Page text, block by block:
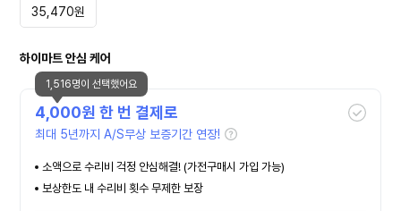
35,470원
하이마트 안심 케어
4,000원 한 번 결제로
최대 5년까지 A/S무상 보증기간 연장!
소액으로 수리비 걱정 안심해결! (가전구매시 가입 가능)
보상한도 내 수리비 횟수 무제한 보장
1,516명이 선택했어요